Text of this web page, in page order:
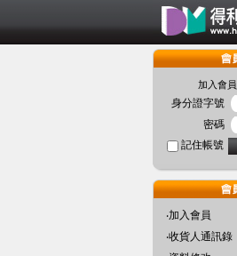
加入會員
身分證字號
密碼
記住帳號
‧加入會員
‧收貨人通訊錄